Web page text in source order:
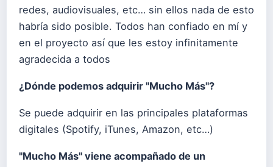
redes, audiovisuales, etc… sin ellos nada de esto
habría sido posible. Todos han confiado en mí y
en el proyecto así que les estoy infinitamente
agradecida a todos
¿Dónde podemos adquirir "Mucho Más"?
Se puede adquirir en las principales plataformas
digitales (Spotify, iTunes, Amazon, etc…)
"Mucho Más" viene acompañado de un